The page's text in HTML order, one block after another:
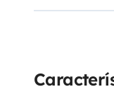
abuelos.
opción ideal ...